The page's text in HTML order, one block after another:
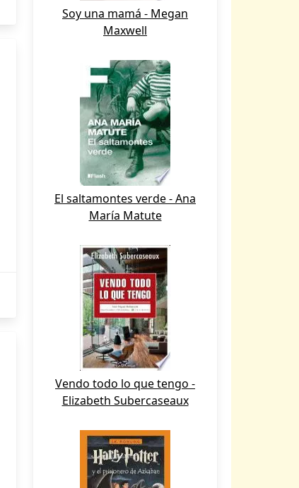
Soy una mamá - Megan
Maxwell
El saltamontes verde - Ana
María Matute
Vendo todo lo que tengo -
Elizabeth Subercaseaux